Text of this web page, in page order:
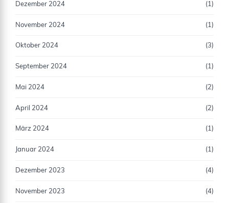
Dezember 2024 (1)
November 2024 (1)
Oktober 2024 (3)
September 2024 (1)
Mai 2024 (2)
April 2024 (2)
März 2024 (1)
Januar 2024 (1)
Dezember 2023 (4)
November 2023 (4)